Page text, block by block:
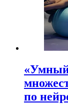
«Умный
по